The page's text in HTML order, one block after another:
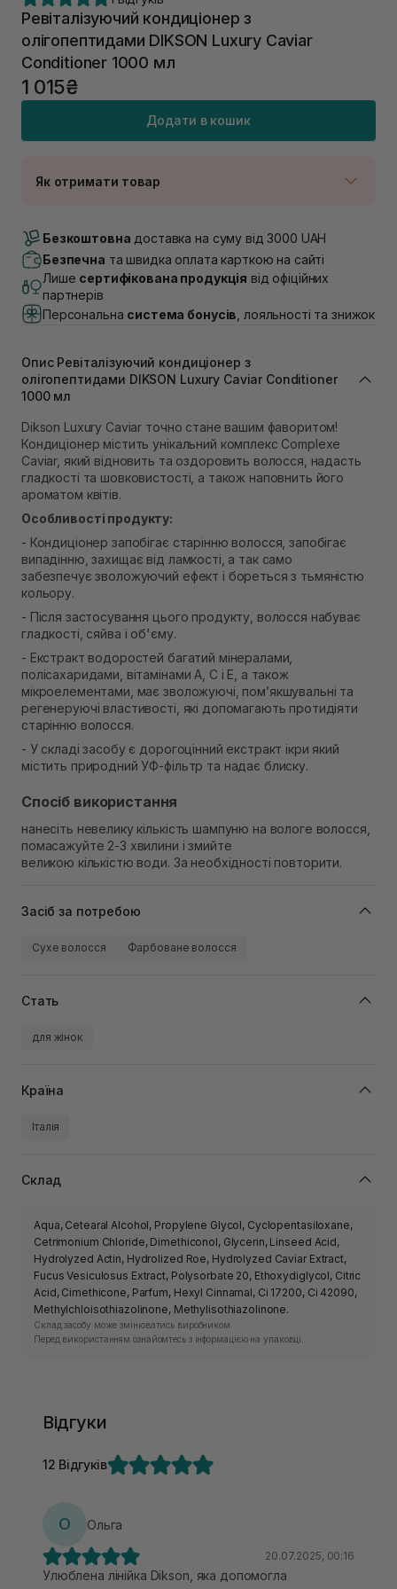
Ревіталізуючий кондиціонер з
олігопептидами DIKSON Luxury Caviar
Conditioner 1000 мл
1 015₴
Додати в кошик
Як отримати товар
В наявності
Самовивіз м. Луцьк, вул. Винниченка 4
В наявності
Самовивіз м. Львів, вул. Академіка Підстригача, 1В
(Duck’s Lake)
Немає в наявності!
В наявності
Самовивіз м. Львів, вул. Степана Бандери 45
В наявності
Самовивіз м. Рівне, вул. Кулика і Гудачека 23 (ТЦ
Екватор)
Немає в наявності!
Безкоштовна доставка на суму від 3000 UAH
Безпечна та швидка оплата карткою на сайті
Лише сертифікована продукція від офіційних
партнерів
Персональна система бонусів , лояльності та знижок
Опис Ревіталізуючий кондиціонер з
олігопептидами DIKSON Luxury Caviar Conditioner
1000 мл
Dikson Luxury Caviar точно стане вашим фаворитом!
Кондиціонер містить унікальний комплекс Complexe
Caviar, який відновить та оздоровить волосся, надасть
гладкості та шовковистості, а також наповнить його
ароматом квітів.
Особливості продукту:
- Кондиціонер запобігає старінню волосся, запобігає
випадінню, захищає від ламкості, а так само
забезпечує зволожуючий ефект і бореться з тьмяністю
кольору.
- Після застосування цього продукту, волосся набуває
гладкості, сяйва і об'єму.
- Екстракт водоростей багатий мінералами,
полісахаридами, вітамінами А, С і Е, а також
мікроелементами, має зволожуючі, пом’якшувальні та
регенеруючі властивості, які допомагають протидіяти
старінню волосся.
- У складі засобу є дорогоцінний екстракт ікри який
містить природний УФ-фільтр та надає блиску.
Спосіб використання
нанесіть невелику кількість шампуню на вологе волосся,
помасажуйте 2-3 хвилини і змийте
великою кількістю води. За необхідності повторити.
Засіб за потребою
Сухе волосся Фарбоване волосся
Стать
для жінок
Країна
Італія
Склад
Aqua, Cetearal Alcohol, Propylene Glycol, Cyclopentasiloxane,
Cetrimonium Chloride, Dimethiconol, Glycerin, Linseed Acid,
Hydrolyzed Actin, Hydrolized Roe, Hydrolyzed Caviar Extract,
Fucus Vesiculosus Extract, Polysorbate 20, Ethoxydiglycol, Citric
Acid, Cimethicone, Parfum, Hexyl Cinnamal, Ci 17200, Ci 42090,
Methylchloisothiazolinone, Methylisothiazolinone.
Склад засобу може змінюватись виробником.
Перед використанням ознайомтесь з інформацією на упаковці.
Відгуки
12 Відгуків
О Ольга
20.07.2025, 00:16
Улюблена лінійка Dikson, яка допомогла